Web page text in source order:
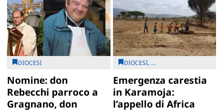
DIOCESI
Nomine: don
Rebecchi parroco a
Gragnano, don
DIOCESI, ...
Emergenza carestia
in Karamoja:
l’appello di Africa